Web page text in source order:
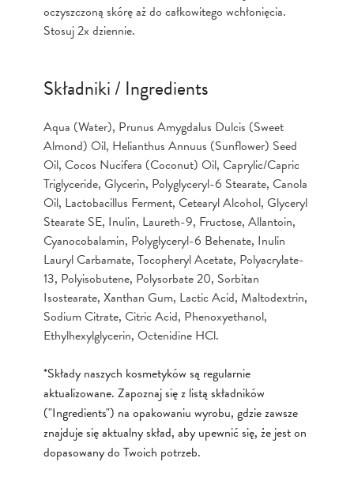
oczyszczoną skórę aż do całkowitego wchłonięcia.
Stosuj 2x dziennie.
Składniki / Ingredients
Aqua (Water), Prunus Amygdalus Dulcis (Sweet
Almond) Oil, Helianthus Annuus (Sunflower) Seed
Oil, Cocos Nucifera (Coconut) Oil, Caprylic/Capric
Triglyceride, Glycerin, Polyglyceryl-6 Stearate, Canola
Oil, Lactobacillus Ferment, Cetearyl Alcohol, Glyceryl
Stearate SE, Inulin, Laureth-9, Fructose, Allantoin,
Cyanocobalamin, Polyglyceryl-6 Behenate, Inulin
Lauryl Carbamate, Tocopheryl Acetate, Polyacrylate-
13, Polyisobutene, Polysorbate 20, Sorbitan
Isostearate, Xanthan Gum, Lactic Acid, Maltodextrin,
Sodium Citrate, Citric Acid, Phenoxyethanol,
Ethylhexylglycerin, Octenidine HCl.
*Składy naszych kosmetyków są regularnie
aktualizowane. Zapoznaj się z listą składników
("Ingredients") na opakowaniu wyrobu, gdzie zawsze
znajduje się aktualny skład, aby upewnić się, że jest on
dopasowany do Twoich potrzeb.